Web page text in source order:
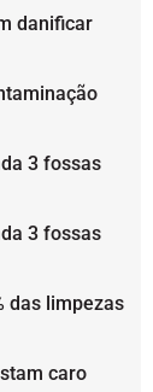
danificar
3 fossas
3 fossas
das limpezas
caro